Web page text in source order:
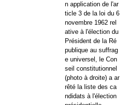
n application de l'ar
ticle 3 de la loi du 6
novembre 1962 rel
ative à l'élection du
Président de la Ré
publique au suffrag
e universel, le Con
seil constitutionnel
(photo à droite) a ar
rêté la liste des ca
ndidats à l'élection